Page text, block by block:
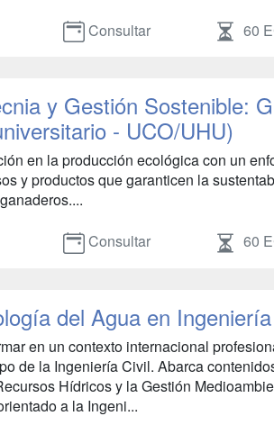
Consultar 60
y Gestión Sostenible:
- UCO/UHU)
en la producción ecológica con un
y productos que garanticen la
Consultar 60
del Agua en
en un contexto internacional
de la Ingeniería Civil. Abarca
Hídricos y la Gestión
a la Ingeni...